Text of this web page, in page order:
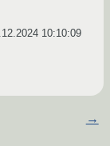
10:10:09
→